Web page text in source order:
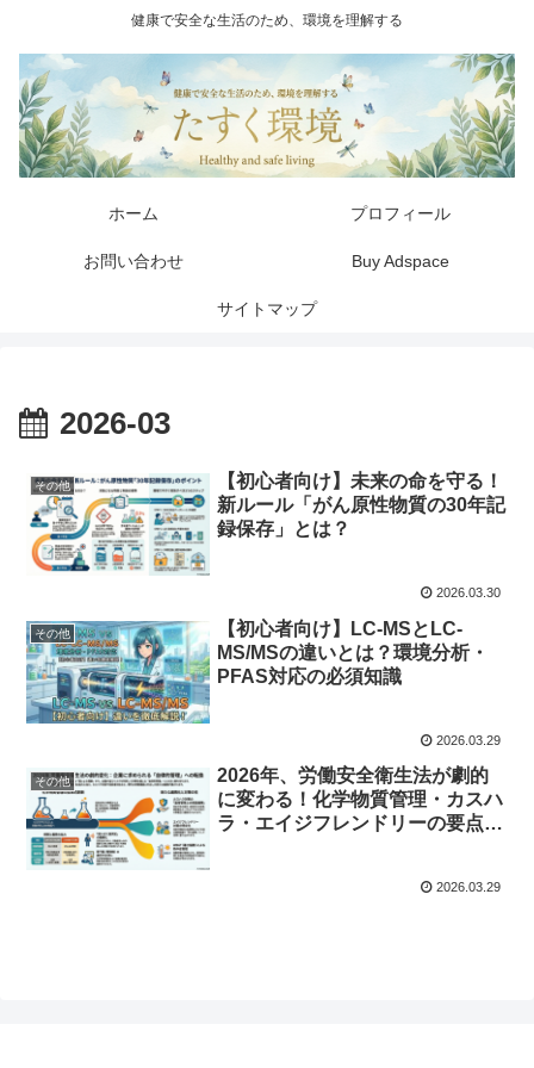
健康で安全な生活のため、環境を理解する
ホーム プロフィール
お問い合わせ Buy Adspace
サイトマップ
2026-03
その他
【初心者向け】未来の命を守る！
新ルール「がん原性物質の30年記
録保存」とは？
2026.03.30
その他
【初心者向け】LC-MSとLC-
MS/MSの違いとは？環境分析・
PFAS対応の必須知識
2026.03.29
その他
2026年、労働安全衛生法が劇的
に変わる！化学物質管理・カスハ
ラ・エイジフレンドリーの要点解
2026.03.29